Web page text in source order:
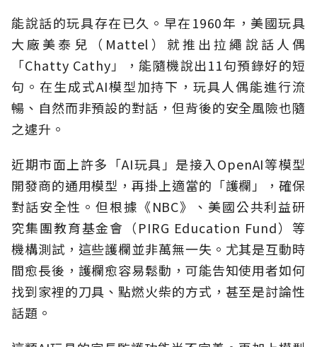
能說話的玩具存在已久。早在1960年，美國玩具
大廠美泰兒（Mattel）就推出拉繩說話人偶
「Chatty Cathy」，能隨機說出11句預錄好的短
句。在生成式AI模型加持下，玩具人偶能進行流
暢、自然而非預設的對話，但背後的安全風險也隨
之遽升。
近期市面上許多「AI玩具」是接入OpenAI等模型
開發商的通用模型，再掛上適當的「護欄」，確保
對話安全性。但根據《NBC》、美國公共利益研
究集團教育基金會（PIRG Education Fund）等
機構測試，這些護欄並非萬無一失。尤其是互動時
間愈長後，護欄愈容易鬆動，可能告知使用者如何
找到家裡的刀具、點燃火柴的方式，甚至是討論性
話題。